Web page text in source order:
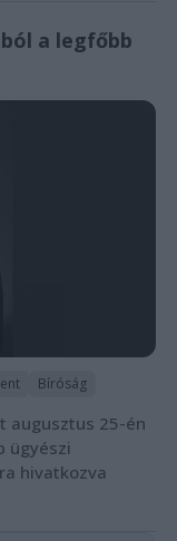
a legfőbb
Bíróság
augusztus 25-én
ügyészi
hivatkozva